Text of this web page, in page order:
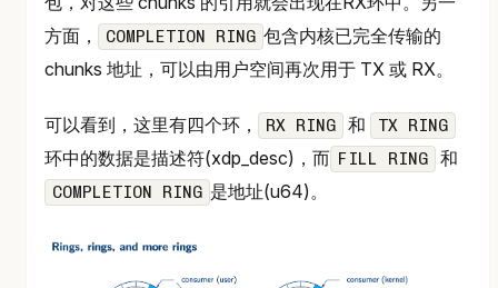
方面，
COMPLETION RING 包含内核已完全传输的
chunks 地址，可以由用户空间再次用于 TX 或 RX。
可以看到，这里有四个环， RX RING 和 TX RING
环中的数据是描述符(xdp_desc)，而 FILL RING 和
COMPLETION RING 是地址(u64)。